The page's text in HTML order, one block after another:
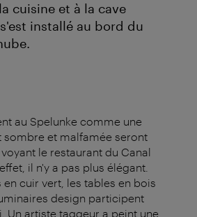
cuisine et à la cave
installé au bord du
au Spelunke comme une
sombre et malfamée seront
le restaurant du Canal
il n'y a pas plus élégant.
en cuir vert, les tables en bois
design participent
Un artiste taggeur a peint une